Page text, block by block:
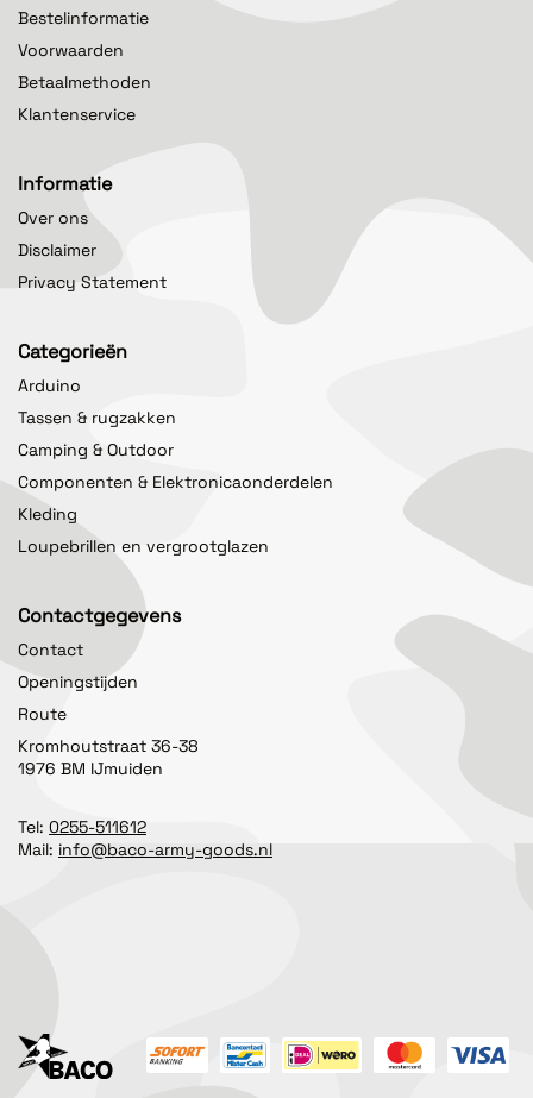
Bestelinformatie
Voorwaarden
Betaalmethoden
Klantenservice
Informatie
Over ons
Disclaimer
Privacy Statement
Categorieën
Arduino
Tassen & rugzakken
Camping & Outdoor
Componenten & Elektronicaonderdelen
Kleding
Loupebrillen en vergrootglazen
Contactgegevens
Contact
Openingstijden
Route
Kromhoutstraat 36-38
1976 BM IJmuiden
Tel: 0255-511612
Mail: info@baco-army-goods.nl